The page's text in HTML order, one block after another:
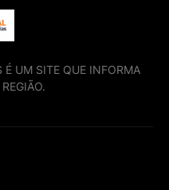
UM SITE QUE INFORMA